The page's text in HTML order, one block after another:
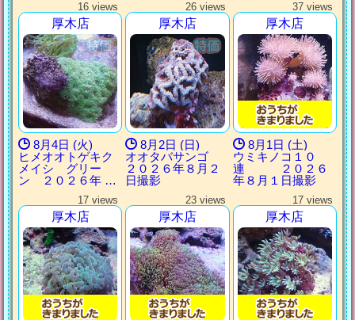
16 views
厚木店
8月4日 (火)
ヒメオオトゲキク
メイシ グリー
ン ２０２６年 …
26 views
厚木店
8月2日 (日)
オオタバサンゴ
２０２６年８月２
日撮影
37 views
厚木店
8月1日 (土)
ウミキノコ１０
連 ２０２６
年８月１日撮影
17 views
厚木店
23 views
厚木店
17 views
厚木店